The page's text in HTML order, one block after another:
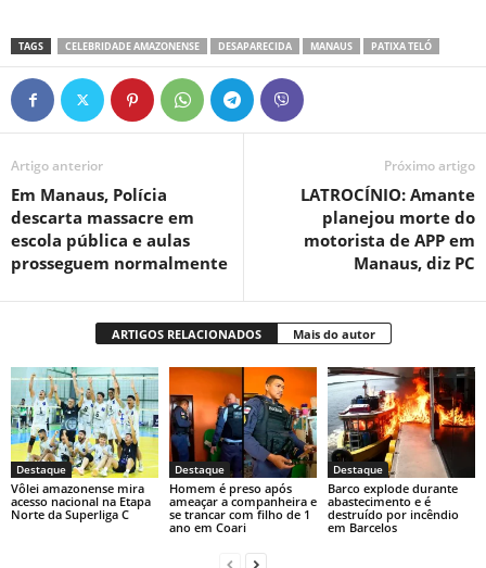
TAGS CELEBRIDADE AMAZONENSE DESAPARECIDA MANAUS PATIXA TELÓ
Artigo anterior
Em Manaus, Polícia
descarta massacre em
escola pública e aulas
prosseguem normalmente
Próximo artigo
LATROCÍNIO: Amante
planejou morte do
motorista de APP em
Manaus, diz PC
ARTIGOS RELACIONADOS Mais do autor
Destaque
Vôlei amazonense mira
acesso nacional na Etapa
Norte da Superliga C
Destaque
Homem é preso após
ameaçar a companheira e
se trancar com filho de 1
ano em Coari
Destaque
Barco explode durante
abastecimento e é
destruído por incêndio
em Barcelos